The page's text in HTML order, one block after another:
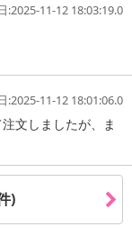
:2025-11-12 18:03:19.0
:2025-11-12 18:01:06.0
文しましたが、ま
)